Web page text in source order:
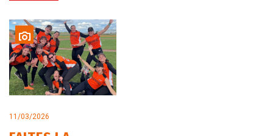
11/03/2026